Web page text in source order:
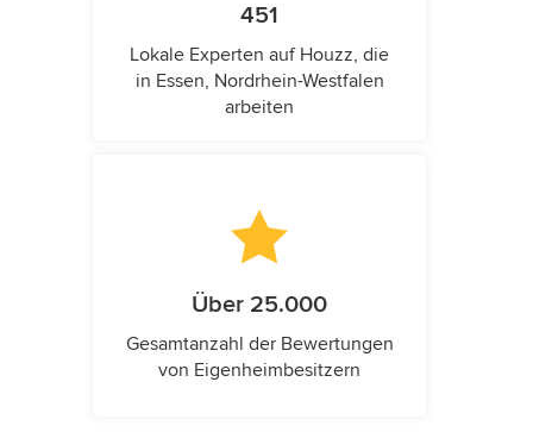
451
Lokale Experten auf Houzz, die
in Essen, Nordrhein-Westfalen
arbeiten
Über 25.000
Gesamtanzahl der Bewertungen
von Eigenheimbesitzern